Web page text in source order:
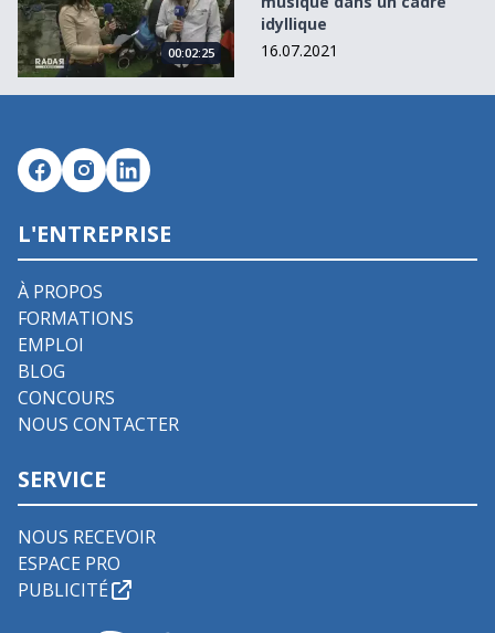
00:02:25
idyllique
16.07.2021
L'ENTREPRISE
À PROPOS
FORMATIONS
EMPLOI
BLOG
CONCOURS
NOUS CONTACTER
SERVICE
NOUS RECEVOIR
ESPACE PRO
PUBLICITÉ